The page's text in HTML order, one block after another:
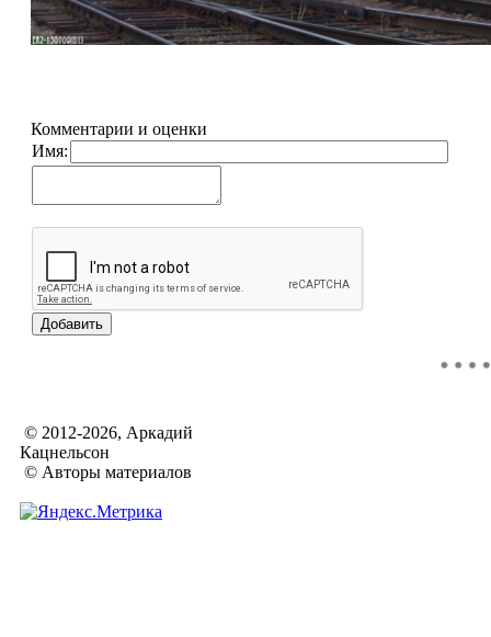
Комментарии и оценки
Имя:
© 2012-2026, Аркадий
Кацнельсон
© Авторы материалов